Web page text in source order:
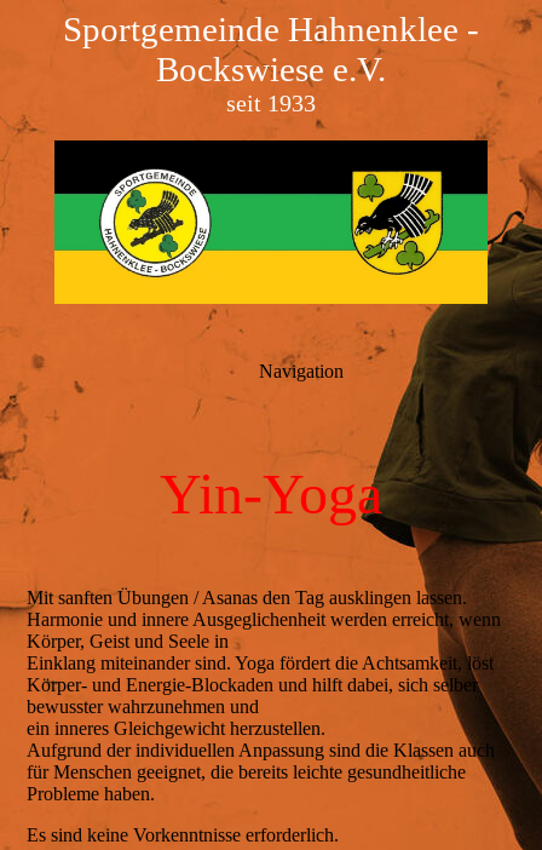
Sportgemeinde Hahnenklee -
Bockswiese e.V.
seit 1933
Navigation
Yin-Yoga
Mit sanften Übungen / Asanas den Tag ausklingen lassen.
Harmonie und innere Ausgeglichenheit werden erreicht, wenn
Körper, Geist und Seele in
Einklang miteinander sind. Yoga fördert die Achtsamkeit, löst
Körper- und Energie-Blockaden und hilft dabei, sich selber
bewusster wahrzunehmen und
ein inneres Gleichgewicht herzustellen.
Aufgrund der individuellen Anpassung sind die Klassen auch
für Menschen geeignet, die bereits leichte gesundheitliche
Probleme haben.
Es sind keine Vorkenntnisse erforderlich.